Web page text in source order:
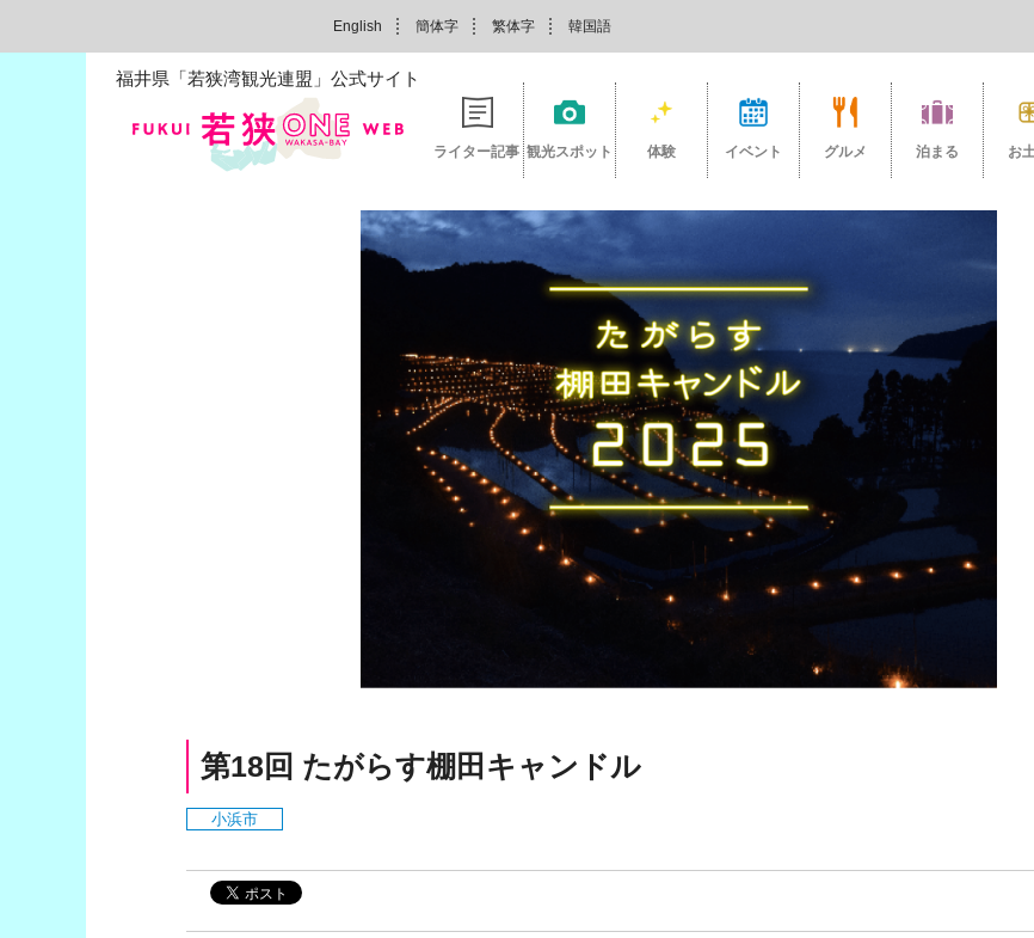
English 簡体字 繁体字 韓国語
福井県「若狭湾観光連盟」公式サイト
ライター記事 観光スポット 体験 イベント グルメ 泊まる お
第18回 たがらす棚田キャンドル
小浜市